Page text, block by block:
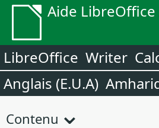
Aide LibreOffice
LibreOffice Writer
Anglais (E.U.A)
Contenu